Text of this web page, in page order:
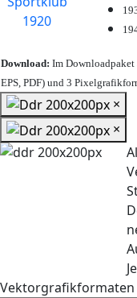
Download: Im
EPS, PDF) und 3
×
×
Vektorgrafikformaten